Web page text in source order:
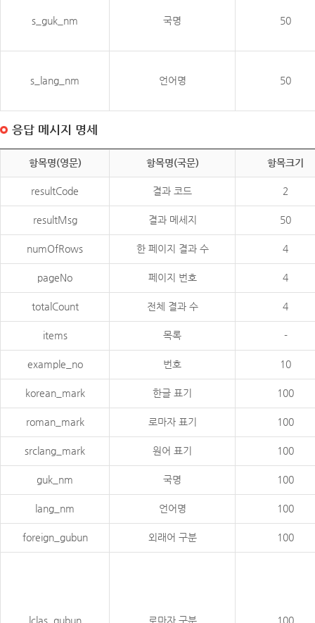
s_guk_nm 국명 50
s_lang_nm 언어명 50
응답 메시지 명세
항목명(영문) 항목명(국문) 항목크기
resultCode 결과 코드 2
resultMsg 결과 메세지 50
numOfRows 한 페이지 결과 수 4
pageNo 페이지 번호 4
totalCount 전체 결과 수 4
items 목록 -
example_no 번호 10
korean_mark 한글 표기 100
roman_mark 로마자 표기 100
srclang_mark 원어 표기 100
guk_nm 국명 100
lang_nm 언어명 100
foreign_gubun 외래어 구분 100
lclas_gubun 로마자 구분 100